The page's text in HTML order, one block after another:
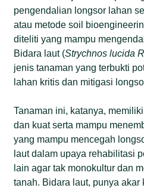
pengendalian longsor lahan
atau metode soil
diteliti yang mampu
Bidara laut (Strychnos lucida
jenis tanaman yang terbukti
lahan kritis dan mitigasi
Tanaman ini, katanya,
dan kuat serta mampu
yang mampu mencegah
laut dalam upaya rehabilitasi
lain agar tak monokultur dan
tanah. Bidara laut, punya akar